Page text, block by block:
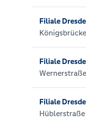
Filiale
Filiale
Filiale